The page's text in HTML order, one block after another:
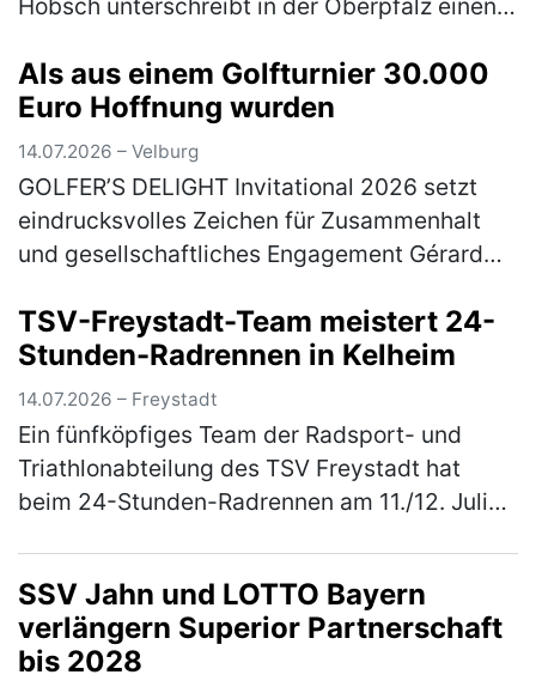
Hobsch unterschreibt in der Oberpfalz einen
31-Jährige beim TSV 1860 Mün… (mehr)
Als aus einem Golfturnier 30.000
Euro Hoffnung wurden
14.07.2026 – Velburg
GOLFER’S DELIGHT Invitational 2026 setzt
eindrucksvolles Zeichen für Zusammenhalt
und gesellschaftliches Engagement Gérard
Pawlewitz (1. Vorsitzender Go…(mehr)
TSV-Freystadt-Team meistert 24-
Stunden-Radrennen in Kelheim
14.07.2026 – Freystadt
Ein fünfköpfiges Team der Radsport- und
Triathlonabteilung des TSV Freystadt hat
beim 24-Stunden-Radrennen am 11./12. Juli
SSV Jahn und LOTTO Bayern
verlängern Superior Partnerschaft
bis 2028